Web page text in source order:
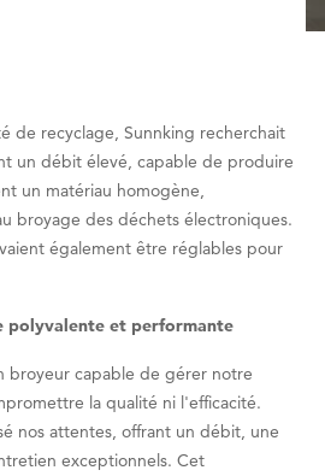
de recyclage, Sunnking recherchait
un débit élevé, capable de produire
un matériau homogène,
broyage des déchets électroniques.
également être réglables pour
polyvalente et performante
broyeur capable de gérer notre
la qualité ni l'efficacité.
nos attentes, offrant un débit, une
exceptionnels. Cet